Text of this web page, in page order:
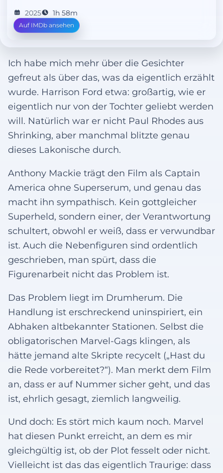
2025 1h 58m
Auf IMDb ansehen
Ich habe mich mehr über die Gesichter
gefreut als über das, was da eigentlich erzählt
wurde. Harrison Ford etwa: großartig, wie er
eigentlich nur von der Tochter geliebt werden
will. Natürlich war er nicht Paul Rhodes aus
Shrinking, aber manchmal blitzte genau
dieses Lakonische durch.
Anthony Mackie trägt den Film als Captain
America ohne Superserum, und genau das
macht ihn sympathisch. Kein gottgleicher
Superheld, sondern einer, der Verantwortung
schultert, obwohl er weiß, dass er verwundbar
ist. Auch die Nebenfiguren sind ordentlich
geschrieben, man spürt, dass die
Figurenarbeit nicht das Problem ist.
Das Problem liegt im Drumherum. Die
Handlung ist erschreckend uninspiriert, ein
Abhaken altbekannter Stationen. Selbst die
obligatorischen Marvel-Gags klingen, als
hätte jemand alte Skripte recycelt („Hast du
die Rede vorbereitet?“). Man merkt dem Film
an, dass er auf Nummer sicher geht, und das
ist, ehrlich gesagt, ziemlich langweilig.
Und doch: Es stört mich kaum noch. Marvel
hat diesen Punkt erreicht, an dem es mir
gleichgültig ist, ob der Plot fesselt oder nicht.
Vielleicht ist das das eigentlich Traurige: dass